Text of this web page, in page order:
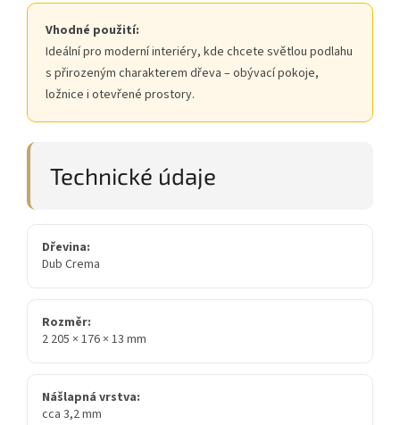
Vhodné použití:
Ideální pro moderní interiéry, kde chcete světlou podlahu
s přirozeným charakterem dřeva – obývací pokoje,
ložnice i otevřené prostory.
Technické údaje
Dřevina:
Dub Crema
Rozměr:
2 205 × 176 × 13 mm
Nášlapná vrstva:
cca 3,2 mm